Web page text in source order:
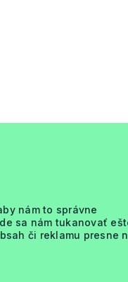
nám to správne
sa nám tukanovať
či reklamu presne